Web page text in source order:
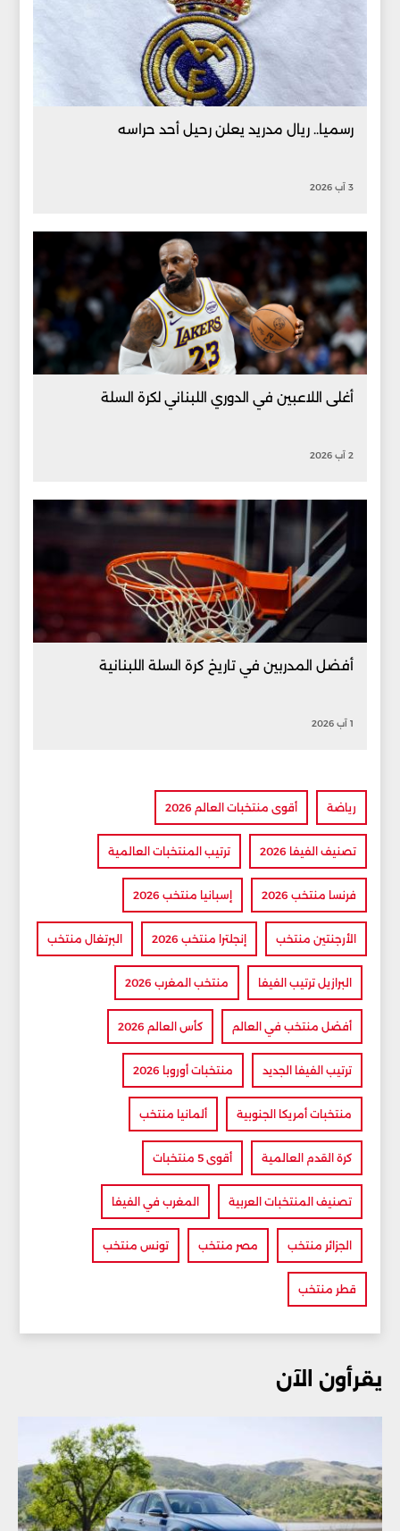
رسميا.. ريال مدريد يعلن رحيل أحد حراسه
3 آب 2026
أغلى اللاعبين في الدوري اللبناني لكرة السلة
2 آب 2026
أفضل المدربين في تاريخ كرة السلة اللبنانية
1 آب 2026
رياضة أقوى منتخبات العالم 2026
تصنيف الفيفا 2026 ترتيب المنتخبات العالمية
فرنسا منتخب 2026 إسبانيا منتخب 2026
الأرجنتين منتخب إنجلترا منتخب 2026 البرتغال منتخب
البرازيل ترتيب الفيفا منتخب المغرب 2026
أفضل منتخب في العالم كأس العالم 2026
ترتيب الفيفا الجديد منتخبات أوروبا 2026
منتخبات أمريكا الجنوبية ألمانيا منتخب
كرة القدم العالمية أقوى 5 منتخبات
تصنيف المنتخبات العربية المغرب في الفيفا
الجزائر منتخب مصر منتخب تونس منتخب
قطر منتخب
يقرأون الآن